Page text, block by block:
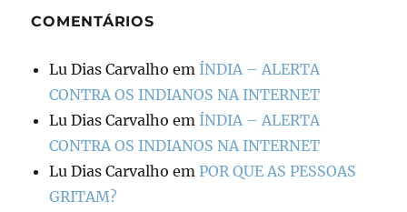
COMENTÁRIOS
Lu Dias Carvalho em ÍNDIA – ALERTA
CONTRA OS INDIANOS NA INTERNET
Lu Dias Carvalho em ÍNDIA – ALERTA
CONTRA OS INDIANOS NA INTERNET
Lu Dias Carvalho emPOR QUE AS PESSOAS
GRITAM?